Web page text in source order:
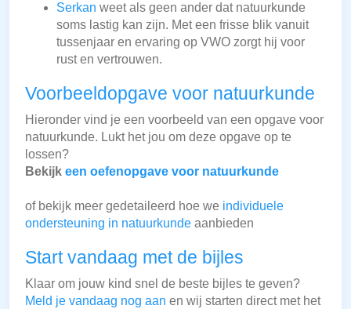
Serkan weet als geen ander dat natuurkunde
soms lastig kan zijn. Met een frisse blik vanuit
tussenjaar en ervaring op VWO zorgt hij voor
rust en vertrouwen.
Voorbeeldopgave voor natuurkunde
Hieronder vind je een voorbeeld van een opgave voor
natuurkunde. Lukt het jou om deze opgave op te
lossen?
Bekijk een oefenopgave voor natuurkunde
of bekijk meer gedetaileerd hoe we individuele
ondersteuning in natuurkunde aanbieden
Start vandaag met de bijles
Klaar om jouw kind snel de beste bijles te geven?
Meld je vandaag nog aan en wij starten direct met het